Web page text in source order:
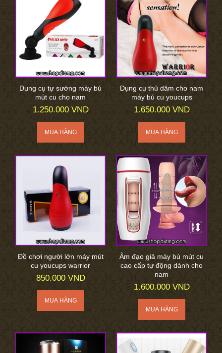
Dụng cụ tự sướng máy bú
mút cu cho nam
1.250.000 VND
Dụng cụ thủ dâm cho nam
máy bú cu youcups
1.650.000 VND
Đồ chơi người lớn máy mút
cu youcups warrior
850.000 VND
Âm đạo giả máy bú mút cu
cao cấp tự động dành cho
nam
1.600.000 VND